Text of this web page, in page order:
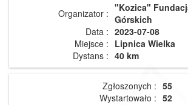
Organizator : "Kozica"
Górskich
Data : 2023-07-08
Miejsce : Lipnica Wielka
Dystans : 40 km
Zgłoszonych : 55
Wystartowało : 52